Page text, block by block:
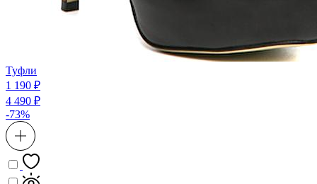
Туфли
1 190 ₽
4 490 ₽
-73%